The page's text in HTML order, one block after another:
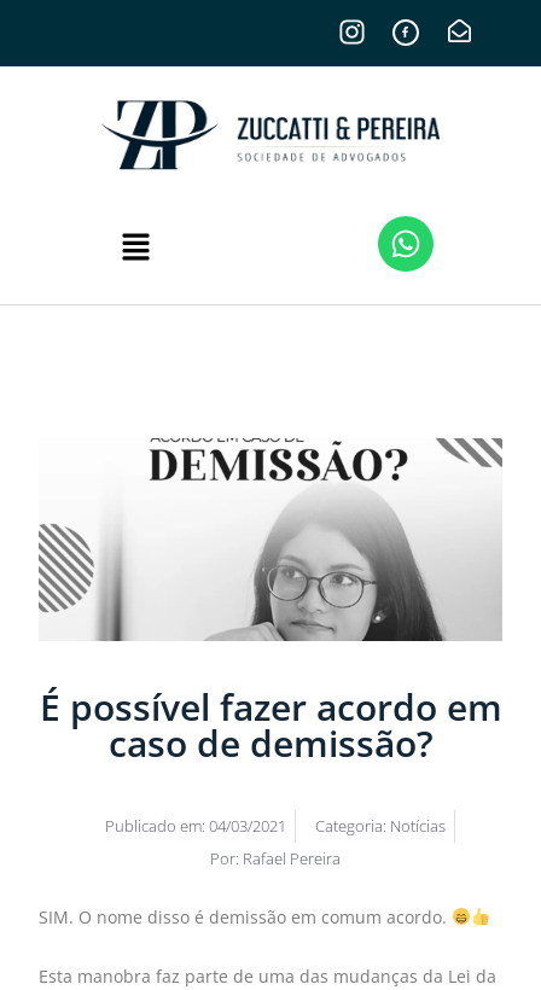
É possível fazer acordo em
caso de demissão?
Publicado em: 04/03/2021 Categoria: Notícias
Por: Rafael Pereira
SIM. O nome disso é demissão em comum acordo.
Esta manobra faz parte de uma das mudanças da Lei da